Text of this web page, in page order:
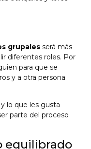
grupales será más
diferentes roles. Por
para que se
y a otra persona
lo que les gusta
parte del proceso
equilibrado